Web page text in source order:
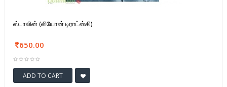
ஸ்டாலின் (லியோன் டிராட்ஸ்கி)
650.00
ADD TO CART